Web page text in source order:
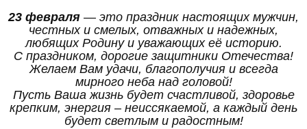
23 февраля — это праздник настоящих мужчин,
честных и смелых, отважных и надежных,
любящих Родину и уважающих её историю.
С праздником, дорогие защитники Отечества!
Желаем Вам удачи, благополучия и всегда
мирного неба над головой!
Пусть Ваша жизнь будет счастливой, здоровье
крепким, энергия – неиссякаемой, а каждый день
будет светлым и радостным!